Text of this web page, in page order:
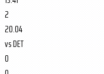
2
20.04
vsDET
0